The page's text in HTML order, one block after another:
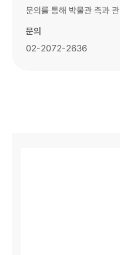
문의를 통해 박물관 측과
문의
02-2072-2636